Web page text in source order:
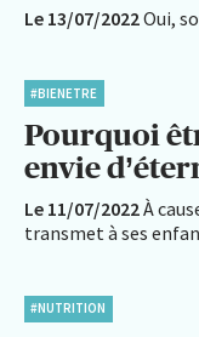
Le 13/07/2022Oui,
#BIENETRE
Pourquoi
envie
Le 11/07/2022À
transmet à ses
#NUTRITION